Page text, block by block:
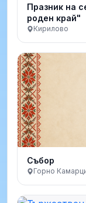
Празник на
роден край"
Кирилово
Събор
Горно